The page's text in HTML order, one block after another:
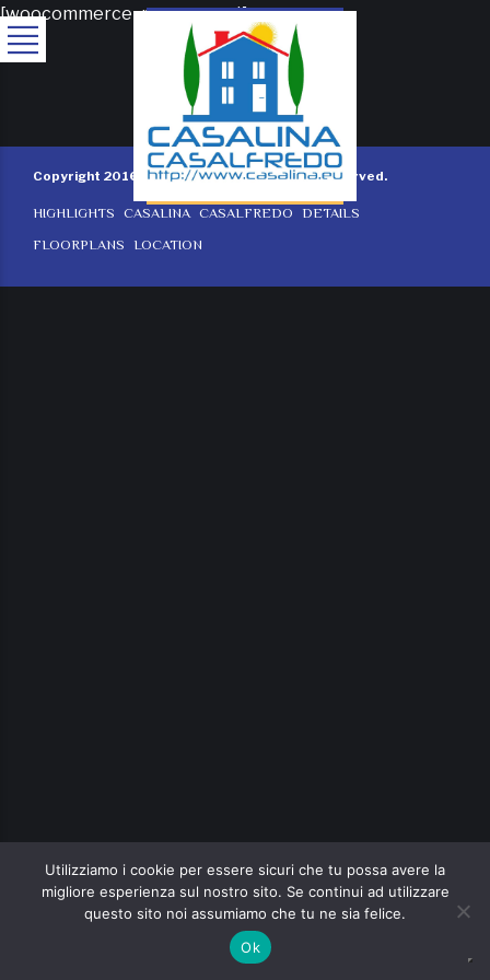
[woocommerce_my_account]
Copyright 2016 by BOLDTHEMES. All rights reserved.
HIGHLIGHTS CASALINA CASALFREDO DETAILS
FLOORPLANS LOCATION
Utilizziamo i cookie per essere sicuri che tu possa avere la
migliore esperienza sul nostro sito. Se continui ad utilizzare
questo sito noi assumiamo che tu ne sia felice.
Ok